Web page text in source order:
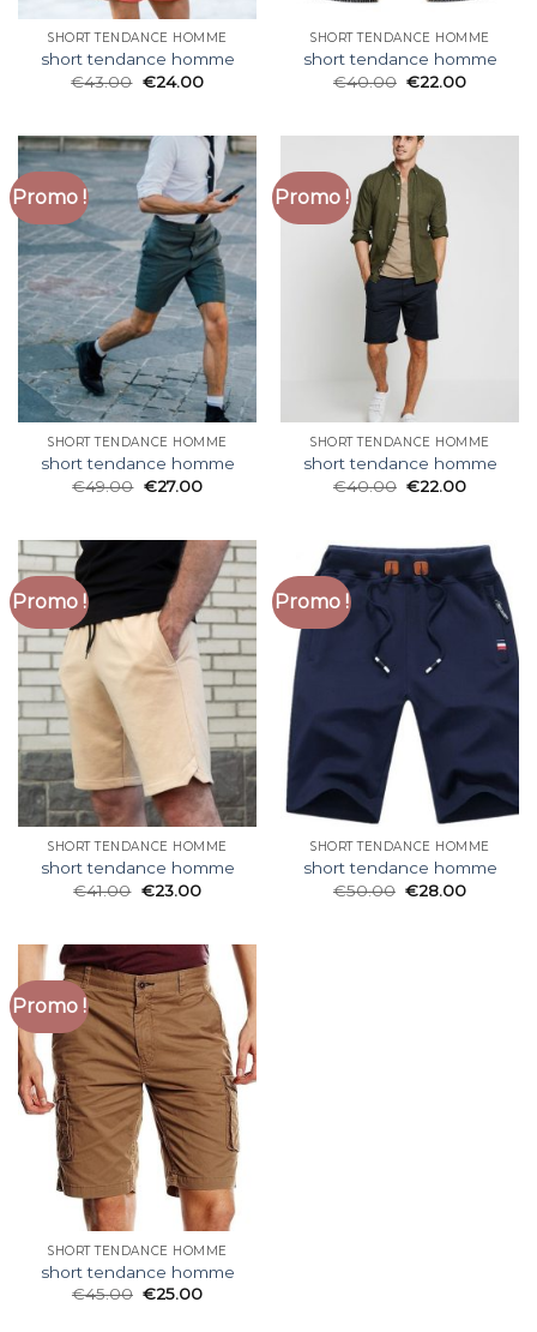
SHORT TENDANCE HOMME
short tendance homme
€43.00 €24.00
SHORT TENDANCE HOMME
short tendance homme
€40.00 €22.00
Promo !
SHORT TENDANCE HOMME
short tendance homme
€49.00 €27.00
Promo !
SHORT TENDANCE HOMME
short tendance homme
€40.00 €22.00
Promo !
SHORT TENDANCE HOMME
short tendance homme
€41.00 €23.00
Promo !
SHORT TENDANCE HOMME
short tendance homme
€50.00 €28.00
Promo !
SHORT TENDANCE HOMME
short tendance homme
€45.00 €25.00